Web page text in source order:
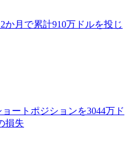
か月で累計910万ドルを投じ
ートポジションを3044万ド
損失